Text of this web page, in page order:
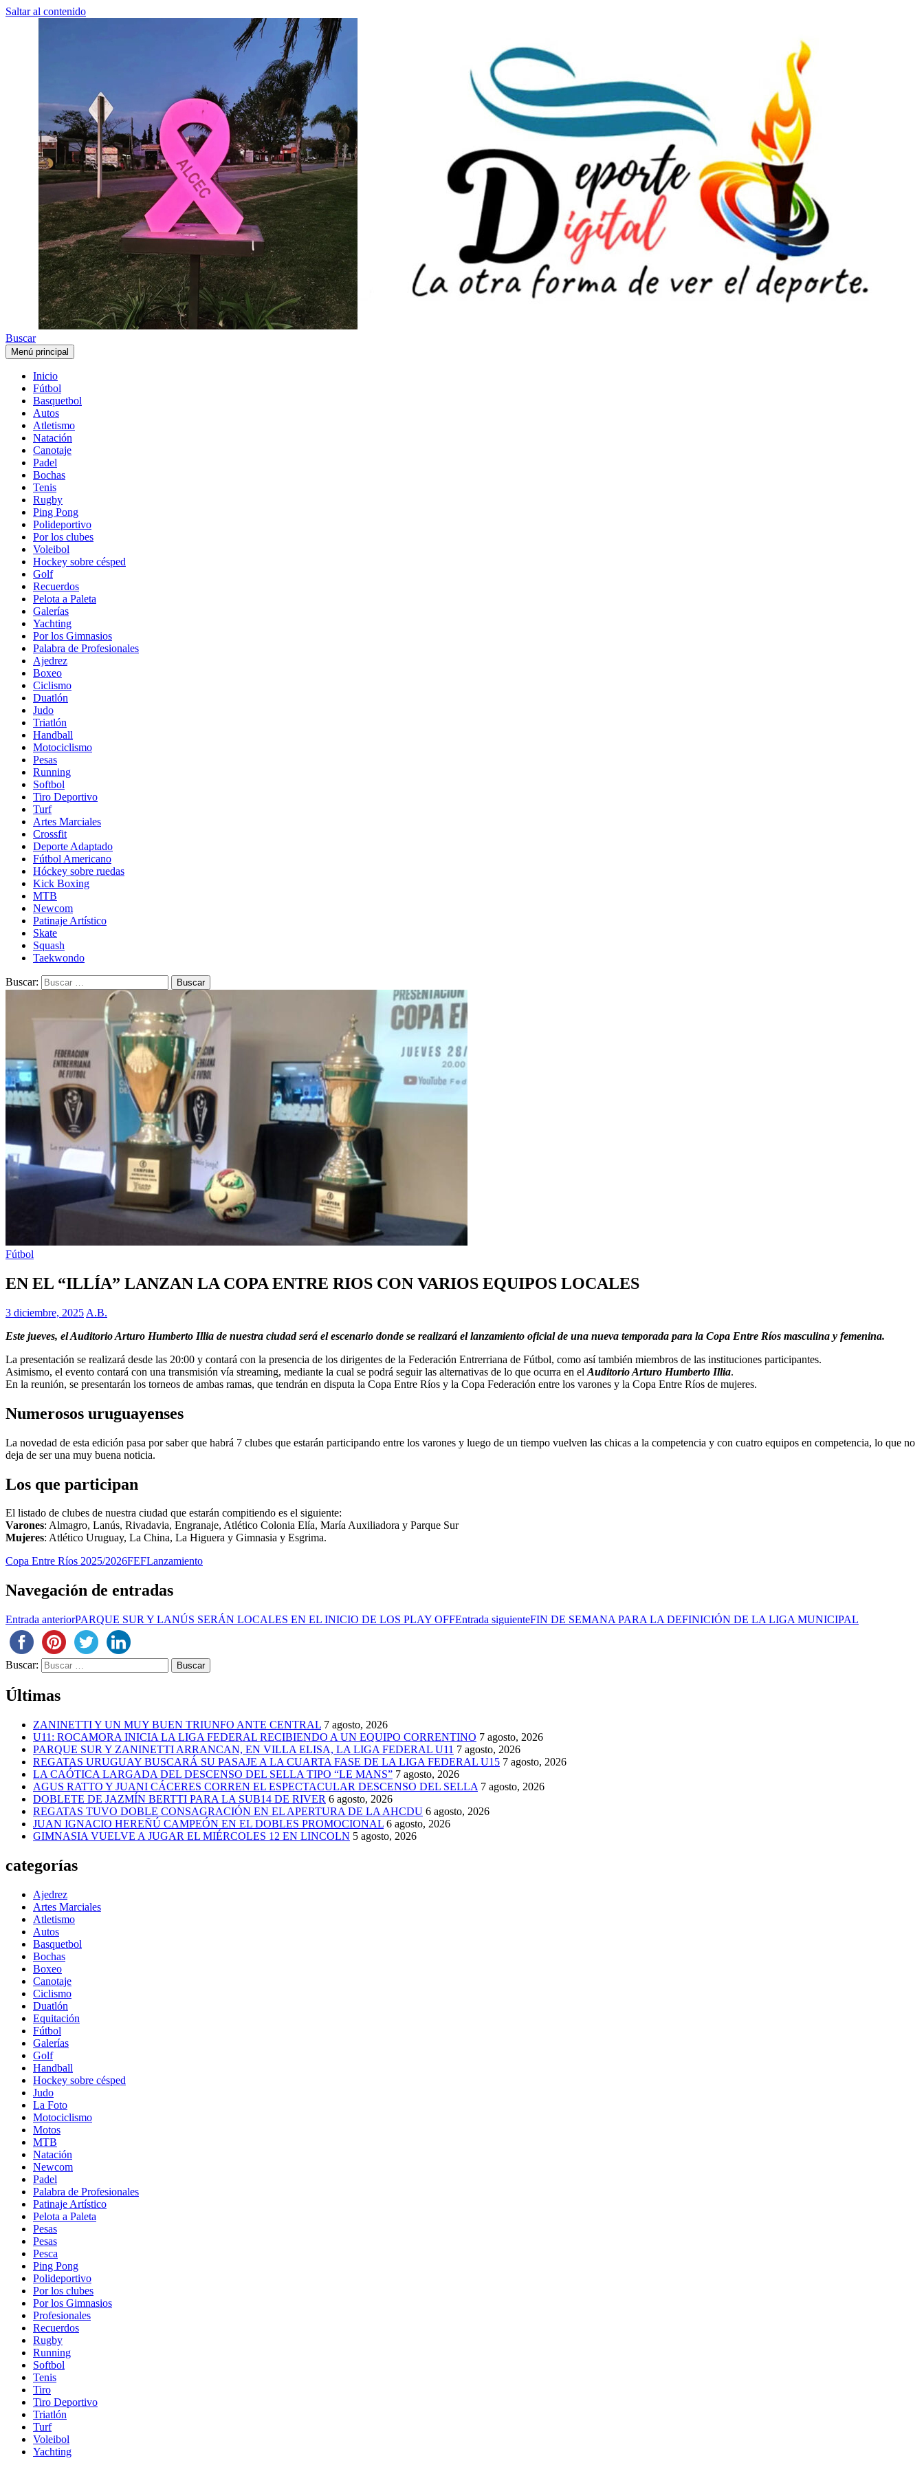
Saltar al contenido
Buscar
Menú principal
Inicio
Fútbol
Basquetbol
Autos
Atletismo
Natación
Canotaje
Padel
Bochas
Tenis
Rugby
Ping Pong
Polideportivo
Por los clubes
Voleibol
Hockey sobre césped
Golf
Recuerdos
Pelota a Paleta
Galerías
Yachting
Por los Gimnasios
Palabra de Profesionales
Ajedrez
Boxeo
Ciclismo
Duatlón
Judo
Triatlón
Handball
Motociclismo
Pesas
Running
Softbol
Tiro Deportivo
Turf
Artes Marciales
Crossfit
Deporte Adaptado
Fútbol Americano
Hóckey sobre ruedas
Kick Boxing
MTB
Newcom
Patinaje Artístico
Skate
Squash
Taekwondo
Buscar:
Fútbol
EN EL “ILLÍA” LANZAN LA COPA ENTRE RIOS CON VARIOS EQUIPOS LOCALES
3 diciembre, 2025 A.B.
Este jueves, el Auditorio Arturo Humberto Illia de nuestra ciudad será el escenario donde se realizará el lanzamiento oficial de una nueva temporada para la Copa Entre Ríos masculina y femenina.
La presentación se realizará desde las 20:00 y contará con la presencia de los dirigentes de la Federación Entrerriana de Fútbol, como así también miembros de las instituciones participantes.
Asimismo, el evento contará con una transmisión vía streaming, mediante la cual se podrá seguir las alternativas de lo que ocurra en el Auditorio Arturo Humberto Illia.
En la reunión, se presentarán los torneos de ambas ramas, que tendrán en disputa la Copa Entre Ríos y la Copa Federación entre los varones y la Copa Entre Ríos de mujeres.
Numerosos uruguayenses
La novedad de esta edición pasa por saber que habrá 7 clubes que estarán participando entre los varones y luego de un tiempo vuelven las chicas a la competencia y con cuatro equipos en competencia, lo que no
deja de ser una muy buena noticia.
Los que participan
El listado de clubes de nuestra ciudad que estarán compitiendo es el siguiente:
Varones: Almagro, Lanús, Rivadavia, Engranaje, Atlético Colonia Elía, María Auxiliadora y Parque Sur
Mujeres: Atlético Uruguay, La China, La Higuera y Gimnasia y Esgrima.
Copa Entre Ríos 2025/2026FEFLanzamiento
Navegación de entradas
Entrada anteriorPARQUE SUR Y LANÚS SERÁN LOCALES EN EL INICIO DE LOS PLAY OFFEntrada siguienteFIN DE SEMANA PARA LA DEFINICIÓN DE LA LIGA MUNICIPAL
Buscar:
Últimas
ZANINETTI Y UN MUY BUEN TRIUNFO ANTE CENTRAL 7 agosto, 2026
U11: ROCAMORA INICIA LA LIGA FEDERAL RECIBIENDO A UN EQUIPO CORRENTINO 7 agosto, 2026
PARQUE SUR Y ZANINETTI ARRANCAN, EN VILLA ELISA, LA LIGA FEDERAL U11 7 agosto, 2026
REGATAS URUGUAY BUSCARÁ SU PASAJE A LA CUARTA FASE DE LA LIGA FEDERAL U15 7 agosto, 2026
LA CAÓTICA LARGADA DEL DESCENSO DEL SELLA TIPO “LE MANS” 7 agosto, 2026
AGUS RATTO Y JUANI CÁCERES CORREN EL ESPECTACULAR DESCENSO DEL SELLA 7 agosto, 2026
DOBLETE DE JAZMÍN BERTTI PARA LA SUB14 DE RIVER 6 agosto, 2026
REGATAS TUVO DOBLE CONSAGRACIÓN EN EL APERTURA DE LA AHCDU 6 agosto, 2026
JUAN IGNACIO HEREÑÚ CAMPEÓN EN EL DOBLES PROMOCIONAL 6 agosto, 2026
GIMNASIA VUELVE A JUGAR EL MIÉRCOLES 12 EN LINCOLN 5 agosto, 2026
categorías
Ajedrez
Artes Marciales
Atletismo
Autos
Basquetbol
Bochas
Boxeo
Canotaje
Ciclismo
Duatlón
Equitación
Fútbol
Galerías
Golf
Handball
Hockey sobre césped
Judo
La Foto
Motociclismo
Motos
MTB
Natación
Newcom
Padel
Palabra de Profesionales
Patinaje Artístico
Pelota a Paleta
Pesas
Pesas
Pesca
Ping Pong
Polideportivo
Por los clubes
Por los Gimnasios
Profesionales
Recuerdos
Rugby
Running
Softbol
Tenis
Tiro
Tiro Deportivo
Triatlón
Turf
Voleibol
Yachting